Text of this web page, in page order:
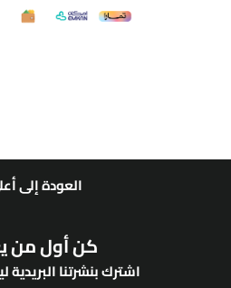
العودة إلى
كن أول من
اشترك بنشرتنا